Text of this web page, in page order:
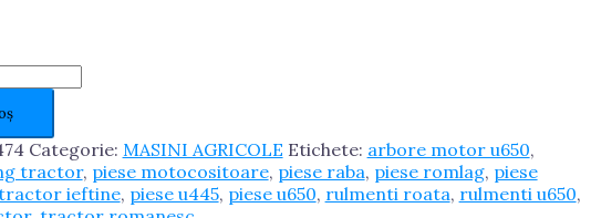
Categorie: MASINI AGRICOLE Etichete: arbore motor u650,
tractor, piese motocositoare, piese raba, piese romlag, piese
ieftine, piese u445, piese u650, rulmenti roata, rulmenti u650,